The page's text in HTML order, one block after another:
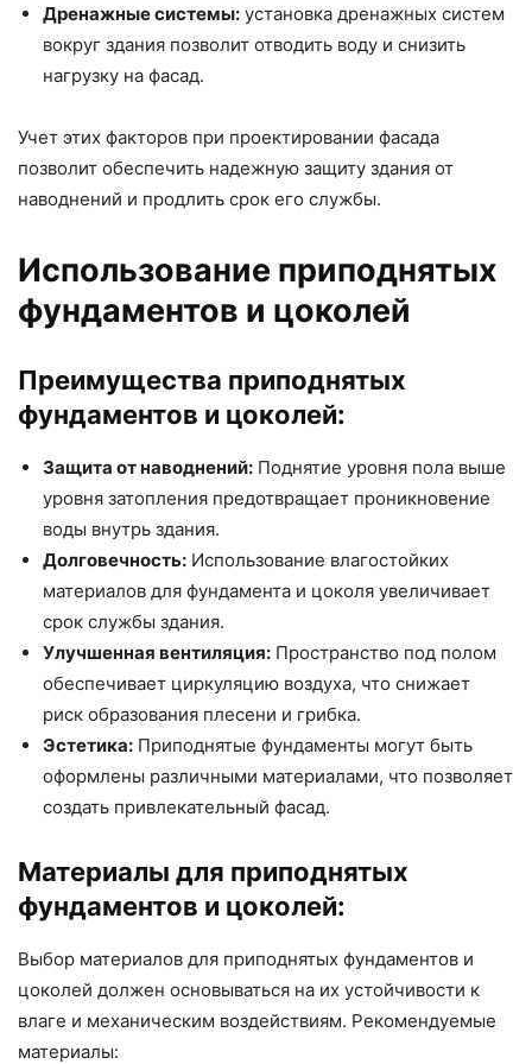
Дренажные системы: установка дренажных систем
вокруг здания позволит отводить воду и снизить
нагрузку на фасад.
Учет этих факторов при проектировании фасада
позволит обеспечить надежную защиту здания от
наводнений и продлить срок его службы.
Использование приподнятых
фундаментов и цоколей
Преимущества приподнятых
фундаментов и цоколей:
Защита от наводнений: Поднятие уровня пола выше
уровня затопления предотвращает проникновение
воды внутрь здания.
Долговечность: Использование влагостойких
материалов для фундамента и цоколя увеличивает
срок службы здания.
Улучшенная вентиляция: Пространство под полом
обеспечивает циркуляцию воздуха, что снижает
риск образования плесени и грибка.
Эстетика: Приподнятые фундаменты могут быть
оформлены различными материалами, что позволяет
создать привлекательный фасад.
Материалы для приподнятых
фундаментов и цоколей:
Выбор материалов для приподнятых фундаментов и
цоколей должен основываться на их устойчивости к
влаге и механическим воздействиям. Рекомендуемые
материалы: